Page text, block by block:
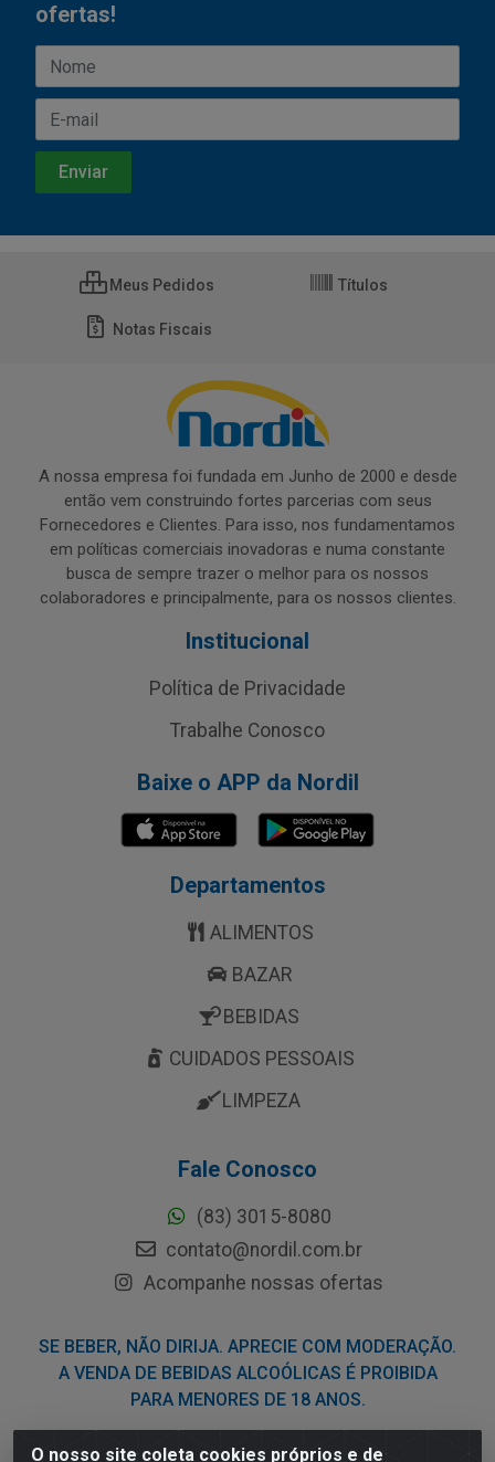
O nosso site coleta cookies próprios e de
ofertas!
Meus Pedidos Títulos
Notas Fiscais
A nossa empresa foi fundada em Junho de 2000 e desde
então vem construindo fortes parcerias com seus
Fornecedores e Clientes. Para isso, nos fundamentamos
em políticas comerciais inovadoras e numa constante
busca de sempre trazer o melhor para os nossos
colaboradores e principalmente, para os nossos clientes.
Institucional
Política de Privacidade
Trabalhe Conosco
Baixe o APP da Nordil
Departamentos
ALIMENTOS
BAZAR
BEBIDAS
CUIDADOS PESSOAIS
LIMPEZA
Fale Conosco
(83) 3015-8080
contato@nordil.com.br
Acompanhe nossas ofertas
SE BEBER, NÃO DIRIJA. APRECIE COM MODERAÇÃO.
A VENDA DE BEBIDAS ALCOÓLICAS É PROIBIDA
PARA MENORES DE 18 ANOS.